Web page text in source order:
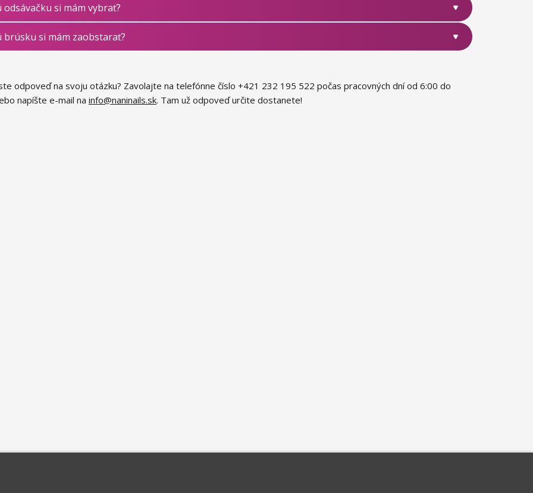
odsávačku si mám vybrať?
brúsku si mám zaobstarať?
odpoveď na svoju otázku? Zavolajte na telefónne číslo +421 232 195 522 počas pracovných dní od 6:00 do
napíšte e-mail na info@naninails.sk. Tam už odpoveď určite dostanete!